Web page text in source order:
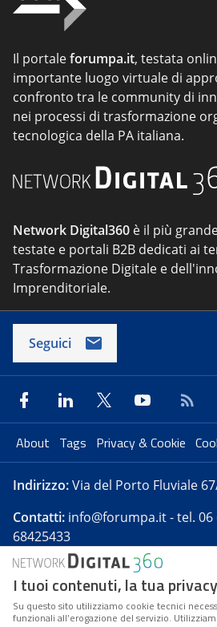
Il portaleforumpa.it, testata
importante luogo virtuale di
confronto tra le community di
nei processi di trasformazione
tecnologica della PA italiana.
Network Digital360 è il più
testate e portali B2B dedicati ai
Trasformazione Digitale e
Imprenditoriale.
Seguici
About Tags Privacy & Cookie
Indirizzo:Via del Porto Fluviale
Contatti: info@forumpa.it- tel. 06
68425433
Forumpa.itè una
presso Registro della stampa
Reg. n. 182 del 2 maggio 2008 -
I tuoi contenuti, la tua
Su questo sito utilizziamo cookie tecnici
funzionali all’erogazione del servizio.